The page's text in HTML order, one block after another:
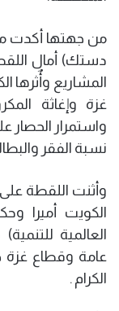
من جهتها أكدت
دستك) أمال
المشاريع وأٌثرها
غزة وإغاثة
نسبة الفقر
وأثنت اللقطة
الكويت أميرا
العالمية
عامة وقطاع
الكرام .